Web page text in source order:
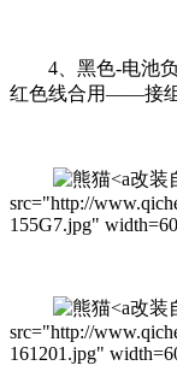
4、黑色-电池负
红色线合用——接组
改装
src="http://
155G7.jpg"
改装
src="http://
161201.jpg"